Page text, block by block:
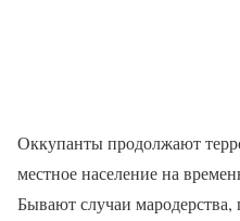
Оккупанты продолжают
местное население на
Бывают случаи